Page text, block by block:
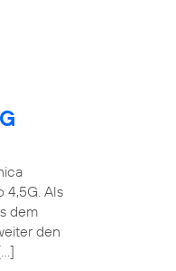
4,5G. Als
dem
den